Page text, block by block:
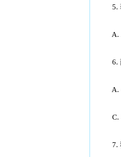
5. 菲
A. 犯
6. 商
A. 道
C. 凡
7. 犯